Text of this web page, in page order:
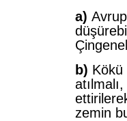
a)
b) Kökü
zemin